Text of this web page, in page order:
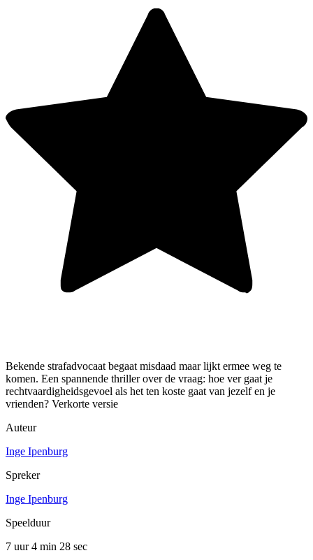
Bekende strafadvocaat begaat misdaad maar lijkt ermee weg te
komen. Een spannende thriller over de vraag: hoe ver gaat je
rechtvaardigheidsgevoel als het ten koste gaat van jezelf en je
vrienden? Verkorte versie
Auteur
Inge Ipenburg
Spreker
Inge Ipenburg
Speelduur
7 uur 4 min 28 sec